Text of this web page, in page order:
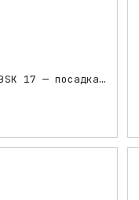
Круглий зуб (різець) BSK 17 — посадка 19,4 мм